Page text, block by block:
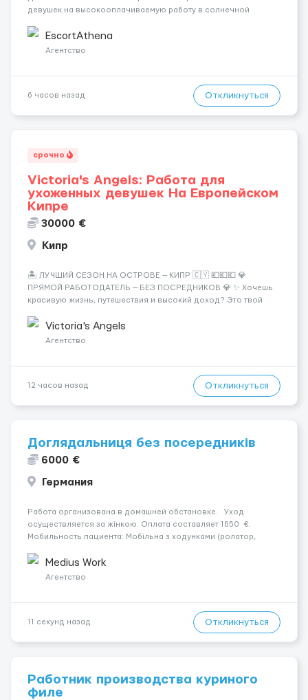
девушек на высокооплачиваемую работу в солнечной
хорошие деньги 💶 — это предложение для тебя! 🔹
Требования: ✔️ Возраст от ...
EscortAthena
Агентство
6 часов назад Откликнуться
срочно
Victoria's Angels: Работа для
ухоженных девушек На Европейском
Кипре
30000 €
Кипр
🏝️ ЛУЧШИЙ СЕЗОН НА ОСТРОВЕ — КИПР 🇨🇾 💶💶💶 💎
ПРЯМОЙ РАБОТОДАТЕЛЬ — БЕЗ ПОСРЕДНИКОВ 💎 ✨ Хочешь
красивую жизнь, путешествия и высокий доход? Это твой
Опытная команда с годами практики — Стабильный поток
клиентов (без ...
Victoria's Angels
Агентство
12 часов назад Откликнуться
Доглядальниця без посередників
6000 €
Германия
Работа организована в домашней обстановке. Уход
осуществляется за жінкою. Оплата составляет 1650 €.
Мобильность пациента: Мобільна з ходунками (ролатор,
Безперервний сон без пробуджень. Условия и тр...
Medius Work
Агентство
11 секунд назад Откликнуться
Работник производства куриного
филе